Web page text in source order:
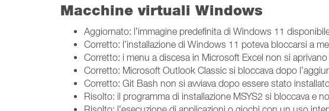
Macchine virtuali Windows
Aggiornato: l’immagine predefinita di Windows 11
Corretto: l’installazione di Windows 11 poteva bloccarsi a
Corretto: i menu a discesa in Microsoft Excel non si
Corretto: Microsoft Outlook Classic si bloccava dopo
Corretto: Git Bash non si avviava dopo essere stato
Risolto: il programma di installazione MSYS2 si bloccava e